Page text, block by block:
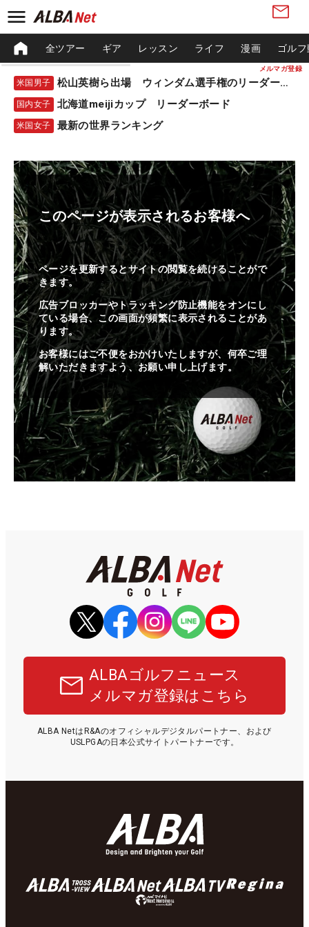
メルマガ登録
全ツアー ギア レッスン ライフ 漫画 ゴル
米国男子 松山英樹ら出場 ウィンダム選手権のリーダーボード
国内女子 北海道meijiカップ リーダーボード
米国女子 最新の世界ランキング
このページが表示されるお客様へ
ページを更新するとサイトの閲覧を続けることがで
きます。
広告ブロッカーやトラッキング防止機能をオンにし
ている場合、この画面が頻繁に表示されることがあ
ります。
お客様にはご不便をおかけいたしますが、何卒ご理
解いただきますよう、お願い申し上げます。
ALBAゴルフニュース
メルマガ登録はこちら
ALBA NetはR&Aのオフィシャルデジタルパートナー、および
USLPGAの日本公式サイトパートナーです。